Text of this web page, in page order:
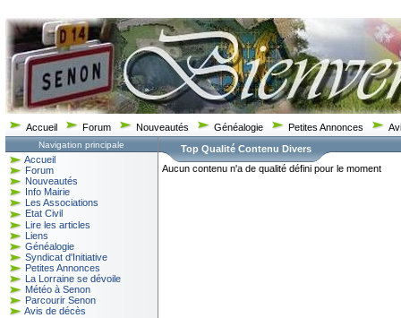
Accueil Forum Nouveautés Généalogie Petites Annonces
Navigation principale
Accueil
Forum
Nouveautés
Info Mairie
Les Associations
Etat Civil
Lire les articles
Liens
Généalogie
Syndicat d'Initiative
Petites Annonces
La Lorraine se dévoile
Météo à Senon
Parcourir Senon
Avis de décès
Top Qualité Contenu Divers
Aucun contenu n'a de qualité défini pour le moment